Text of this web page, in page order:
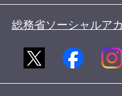
総務省ソーシャルア